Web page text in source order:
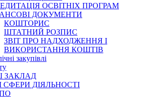
ОСВІТНІХ ПРОГРАМ
ДОКУМЕНТИ
КОШТОРИС
ШТАТНИЙ РОЗПИС
ЗВІТ ПРО НАДХОДЖЕННЯ І
ВИКОРИСТАННЯ КОШТІВ
закупівлі
ЗАКЛАД
СФЕРИ ДІЯЛЬНОСТІ